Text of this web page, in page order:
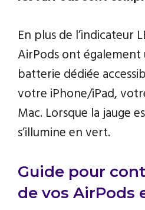
En plus de l’indicateur
AirPods ont également
batterie dédiée
votre iPhone/iPad,
Mac. Lorsque la jauge
s’illumine en vert.
Guide pour
de vos AirPods